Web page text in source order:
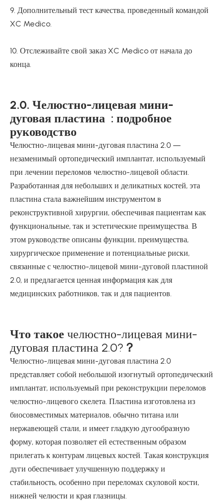
9. Дополнительный тест качества, проведенный командой
XC Medico.
10. Отслеживайте свой заказ XC Medico от начала до
конца.
2.0. Челюстно-лицевая мини-
дуговая пластина : подробное
руководство
Челюстно-лицевая мини-дуговая пластина 2.0 —
незаменимый ортопедический имплантат, используемый
при лечении переломов челюстно-лицевой области.
Разработанная для небольших и деликатных костей, эта
пластина стала важнейшим инструментом в
реконструктивной хирургии, обеспечивая пациентам как
функциональные, так и эстетические преимущества. В
этом руководстве описаны функции, преимущества,
хирургическое применение и потенциальные риски,
связанные с челюстно-лицевой мини-дуговой пластиной
2.0, и предлагается ценная информация как для
медицинских работников, так и для пациентов.
Что такое челюстно-лицевая мини-
дуговая пластина 2.0? ？
Челюстно-лицевая мини-дуговая пластина 2.0
представляет собой небольшой изогнутый ортопедический
имплантат, используемый при реконструкции переломов
челюстно-лицевого скелета. Пластина изготовлена ​​из
биосовместимых материалов, обычно титана или
нержавеющей стали, и имеет гладкую дугообразную
форму, которая позволяет ей естественным образом
прилегать к контурам лицевых костей. Такая конструкция
дуги обеспечивает улучшенную поддержку и
стабильность, особенно при переломах скуловой кости,
нижней челюсти и края глазницы.